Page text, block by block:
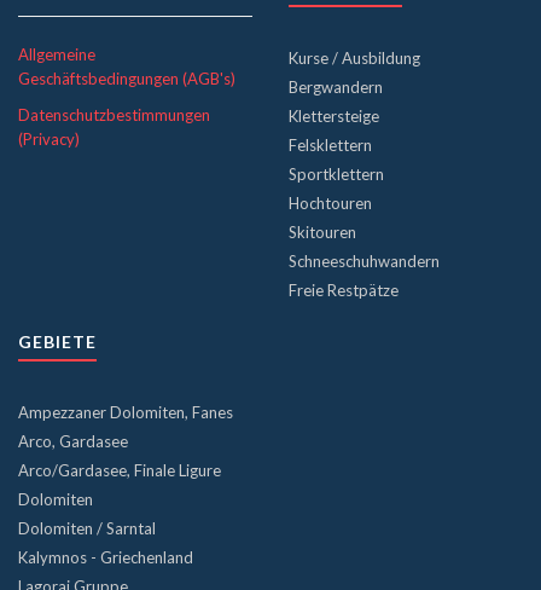
Allgemeine
Geschäftsbedingungen (AGB's)
Datenschutzbestimmungen
(Privacy)
Kurse / Ausbildung
Bergwandern
Klettersteige
Felsklettern
Sportklettern
Hochtouren
Skitouren
Schneeschuhwandern
Freie Restpätze
GEBIETE
Ampezzaner Dolomiten, Fanes
Arco, Gardasee
Arco/Gardasee, Finale Ligure
Dolomiten
Dolomiten / Sarntal
Kalymnos - Griechenland